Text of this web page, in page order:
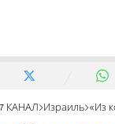
7 КАНАЛ Израиль «Из